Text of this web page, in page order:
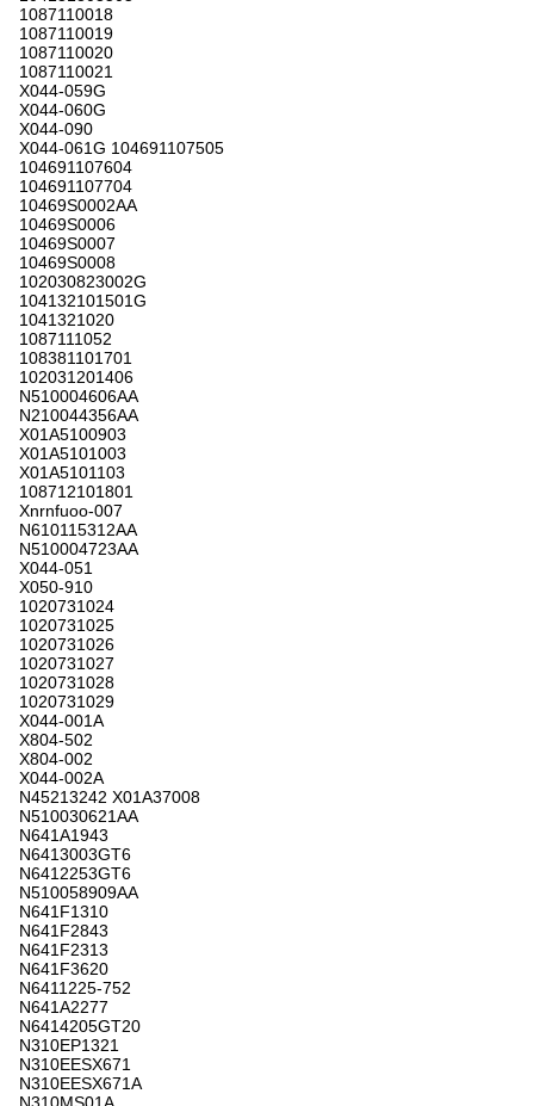
1087110018
1087110019
1087110020
1087110021
X044-059G
X044-060G
X044-090
X044-061G 104691107505
104691107604
104691107704
10469S0002AA
10469S0006
10469S0007
10469S0008
102030823002G
104132101501G
1041321020
1087111052
108381101701
102031201406
N510004606AA
N210044356AA
X01A5100903
X01A5101003
X01A5101103
108712101801
Xnrnfuoo-007
N610115312AA
N510004723AA
X044-051
X050-910
1020731024
1020731025
1020731026
1020731027
1020731028
1020731029
X044-001A
X804-502
X804-002
X044-002A
N45213242 X01A37008
N510030621AA
N641A1943
N6413003GT6
N6412253GT6
N510058909AA
N641F1310
N641F2843
N641F2313
N641F3620
N6411225-752
N641A2277
N6414205GT20
N310EP1321
N310EESX671
N310EESX671A